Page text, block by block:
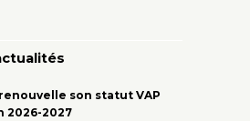
renouvelle son statut VAP
2026-2027